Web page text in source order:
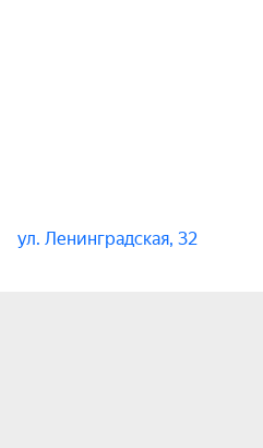
ул. Ленинградская, 32